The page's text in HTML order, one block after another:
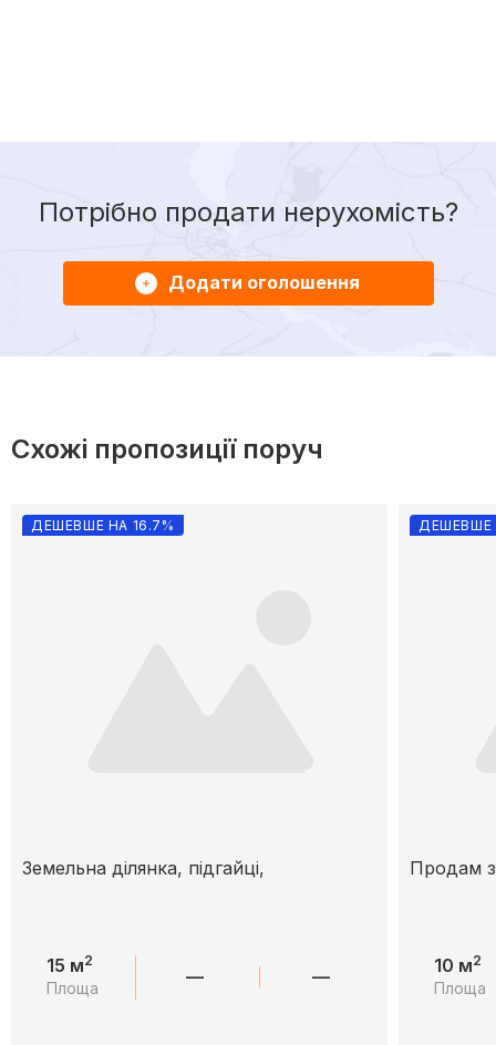
Потрібно продати нерухомість?
Додати оголошення
Схожі пропозиції поруч
ДЕШЕВШЕ НА 16.7%
Земельна ділянка, підгайці,
15 м2
Площа — —
ДЕШЕВШЕ
Продам
10 м2
Площа